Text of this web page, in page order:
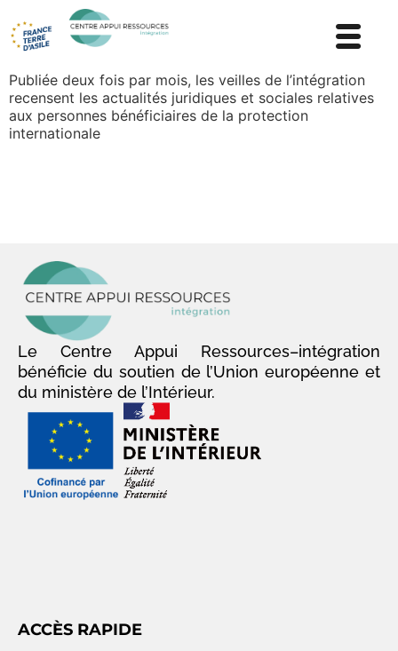
Publiée deux fois par mois, les veilles de l’intégration
recensent les actualités juridiques et sociales relatives
aux personnes bénéficiaires de la protection
internationale
Le Centre Appui Ressources–intégration
bénéficie du soutien de l’Union européenne et
du ministère de l’Intérieur.
ACCÈS RAPIDE